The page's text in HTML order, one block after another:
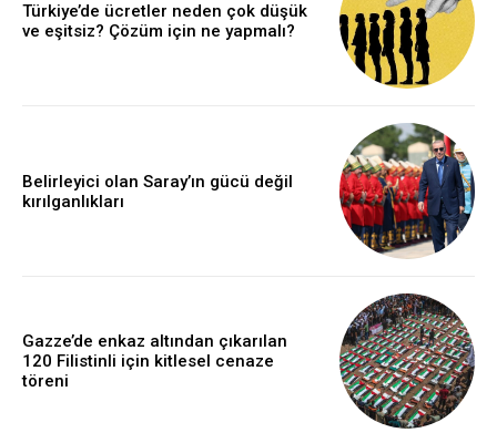
Türkiye’de ücretler neden çok düşük
ve eşitsiz? Çözüm için ne yapmalı?
Belirleyici olan Saray’ın gücü değil
kırılganlıkları
Gazze’de enkaz altından çıkarılan
120 Filistinli için kitlesel cenaze
töreni